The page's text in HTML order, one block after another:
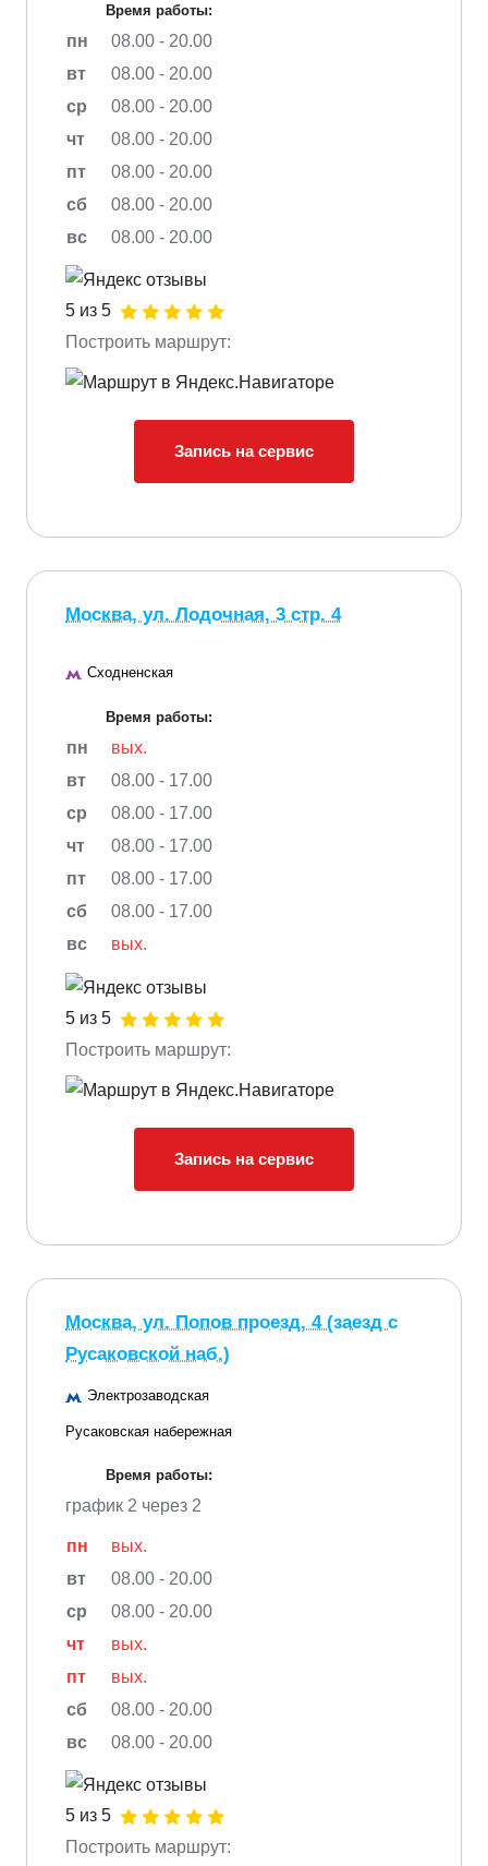
Время работы:
пн
08.00 - 20.00
вт
08.00 - 20.00
ср
08.00 - 20.00
чт
08.00 - 20.00
пт
08.00 - 20.00
сб
08.00 - 20.00
вс
08.00 - 20.00
5 из 5
Построить маршрут:
Запись на сервис
Москва, ул. Лодочная, 3 стр. 4
Сходненская
Время работы:
пн
вых.
вт
08.00 - 17.00
ср
08.00 - 17.00
чт
08.00 - 17.00
пт
08.00 - 17.00
сб
08.00 - 17.00
вс
вых.
5 из 5
Построить маршрут:
Запись на сервис
Москва, ул. Попов проезд, 4 (заезд с
Русаковской наб.)
Электрозаводская
Русаковская набережная
Время работы:
график 2 через 2
пн
вых.
вт
08.00 - 20.00
ср
08.00 - 20.00
чт
вых.
пт
вых.
сб
08.00 - 20.00
вс
08.00 - 20.00
5 из 5
Построить маршрут: